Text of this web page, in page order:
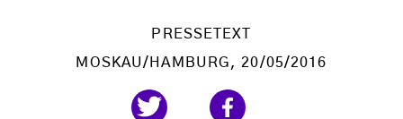
PRESSETEXT
MOSKAU/HAMBURG , 20/05/2016